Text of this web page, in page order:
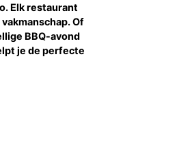
Elk restaurant
Of
BBQ-avond
je de perfecte